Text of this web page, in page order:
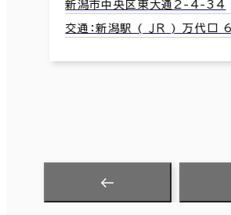
新潟市中央区東大通2-1-18
交通：新潟駅(JR) 万代口 5分